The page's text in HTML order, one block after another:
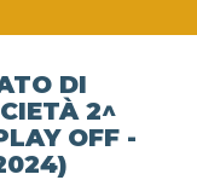
DI
2^
OFF -